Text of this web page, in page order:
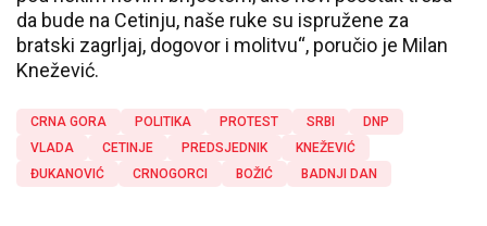
da bude na Cetinju, naše ruke su ispružene za
bratski zagrljaj, dogovor i molitvu“, poručio je Milan
Knežević.
CRNA GORA POLITIKA PROTEST SRBI
DNP
VLADA
CETINJE PREDSJEDNIK
KNEŽEVIĆ
ĐUKANOVIĆ
CRNOGORCI BOŽIĆ BADNJI DAN